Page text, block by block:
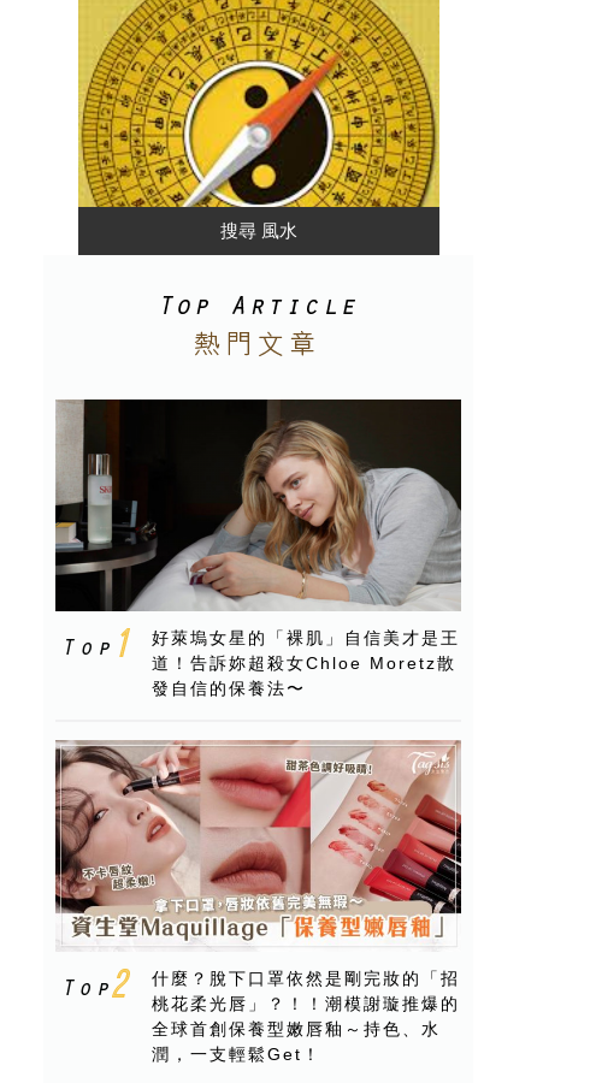
好萊塢女星的「裸肌」自信美才是王
道！告訴妳超殺女Chloe Moretz散
發自信的保養法〜
什麼？脫下口罩依然是剛完妝的「招
桃花柔光唇」？！！潮模謝璇推爆的
全球首創保養型嫩唇釉～持色、水
潤，一支輕鬆Get！